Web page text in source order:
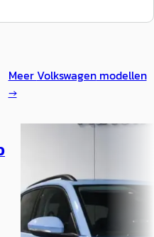
MeerVolkswagenmodellen
→
Volkswagen T-Cross
Cruise*PDC*LED
€ 24.950